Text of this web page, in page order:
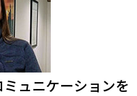
ュニケーションを